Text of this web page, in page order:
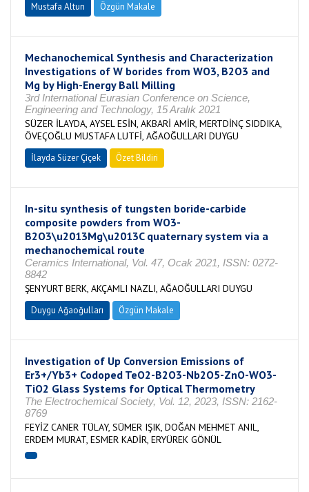
Mustafa Altun Özgün Makale
Mechanochemical Synthesis and Characterization
Investigations of W borides from WO3, B2O3 and
Mg by High-Energy Ball Milling
3rd International Eurasian Conference on Science,
Engineering and Technology, 15 Aralık 2021
SÜZER İLAYDA, AYSEL ESİN, AKBARİ AMİR, MERTDİNÇ SIDDIKA,
ÖVEÇOĞLU MUSTAFA LUTFİ, AĞAOĞULLARI DUYGU
İlayda Süzer Çiçek Özet Bildiri
In-situ synthesis of tungsten boride-carbide
composite powders from WO3-
B2O3\u2013Mg\u2013C quaternary system via a
mechanochemical route
Ceramics International, Vol. 47, Ocak 2021, ISSN: 0272-
8842
ŞENYURT BERK, AKÇAMLI NAZLI, AĞAOĞULLARI DUYGU
Duygu Ağaoğulları Özgün Makale
Investigation of Up Conversion Emissions of
Er3+/Yb3+ Codoped TeO2-B2O3-Nb2O5-ZnO-WO3-
TiO2 Glass Systems for Optical Thermometry
The Electrochemical Society, Vol. 12, 2023, ISSN: 2162-
8769
FEYİZ CANER TÜLAY, SÜMER IŞIK, DOĞAN MEHMET ANIL,
ERDEM MURAT, ESMER KADİR, ERYÜREK GÖNÜL